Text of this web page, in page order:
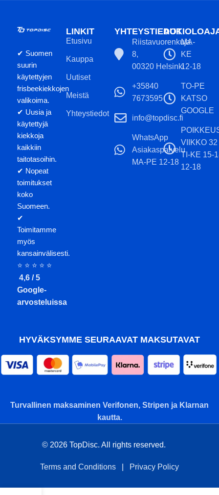
✔ Suomen
suurin
käytettyjen
frisbeekiekkojen
valikoima.
✔ Uusia ja
käytettyjä
kiekkoja
kaikkiin
taitotasoihin.
✔ Nopeat
toimitukset
koko
Suomeen.
✔
Toimitamme
myös
kansainvälisesti.
⭐ ⭐ ⭐ ⭐ ⭐
4,6 / 5
Google-
arvosteluissa
LINKIT
Etusivu
Kauppa
Uutiset
Meistä
Yhteystiedot
YHTEYSTIEDOT
Riistavuorenkuja
8,
00320 Helsinki
+35840
7673595
info@topdisc.fi
WhatsApp
Asiakaspalvelu
MA-PE 12-18
MA-
KE
12-18
TO-PE
KATSO
GOOGLE
VIIKKO 32
TI-KE 15-
12-18
HYVÄKSYMME SEURAAVAT MAKSUTAVAT
Turvallinen maksaminen Verifonen, Stripen ja Klarnan
kautta.
© 2026 TopDisc. All rights reserved.
Terms and Conditions Privacy Policy